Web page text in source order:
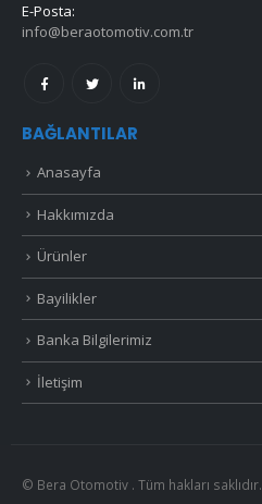
E-Posta:
info@beraotomotiv.com.tr
BAĞLANTILAR
Anasayfa
Hakkımızda
Ürünler
Bayilikler
Banka Bilgilerimiz
İletişim
© Bera Otomotiv . Tüm hakları saklıdır.